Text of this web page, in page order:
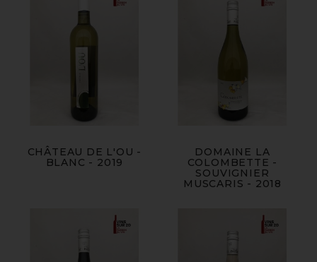
CHÂTEAU DE L'OU -
BLANC - 2019
DOMAINE LA
COLOMBETTE -
SOUVIGNIER
MUSCARIS - 2018